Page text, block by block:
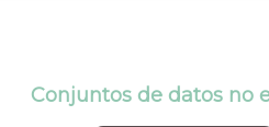
Conjuntos de datos no